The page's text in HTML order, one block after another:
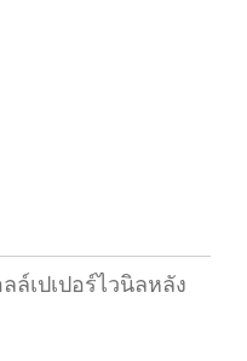
ล์เปเปอร์ไวนิลหลัง